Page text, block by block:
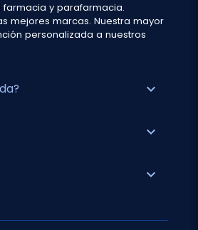
farmacia y parafarmacia.
mejores marcas. Nuestra mayor
personalizada a nuestros
expand_more
expand_more
expand_more